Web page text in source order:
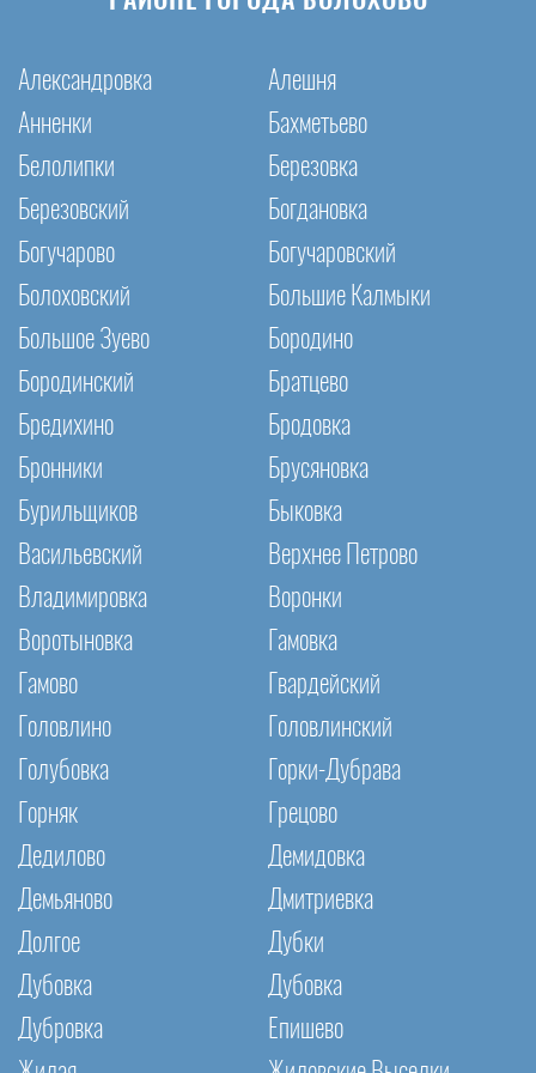
Александровка
Алешня
Анненки
Бахметьево
Белолипки
Березовка
Березовский
Богдановка
Богучарово
Богучаровский
Болоховский
Большие Калмыки
Большое Зуево
Бородино
Бородинский
Братцево
Бредихино
Бродовка
Бронники
Брусяновка
Бурильщиков
Быковка
Васильевский
Верхнее Петрово
Владимировка
Воронки
Воротыновка
Гамовка
Гамово
Гвардейский
Головлино
Головлинский
Голубовка
Горки-Дубрава
Горняк
Грецово
Дедилово
Демидовка
Демьяново
Дмитриевка
Долгое
Дубки
Дубовка
Дубовка
Дубровка
Епишево